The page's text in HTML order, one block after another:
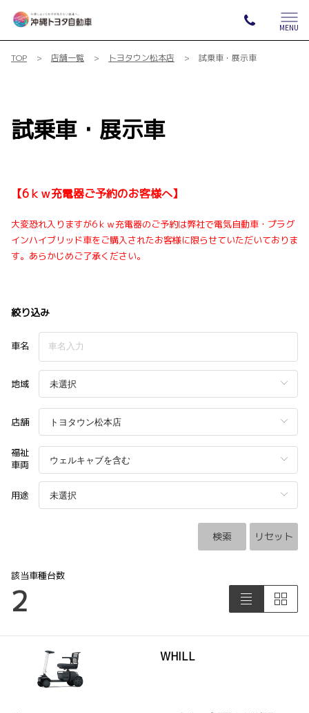
MENU
TOP 店舗一覧 トヨタウン松本店 試乗車・展示車
試乗車・展示車
【6ｋｗ充電器ご予約のお客様へ】
大変恐れ入りますが6ｋｗ充電器のご予約は弊社で電気自動車・プラグ
インハイブリッド車をご購入されたお客様に限らせていただいておりま
す。あらかじめご了承ください。
絞り込み
車名
地域
店舗
福祉
車両
用途
検索 リセット
該当車種台数
2
WHILL